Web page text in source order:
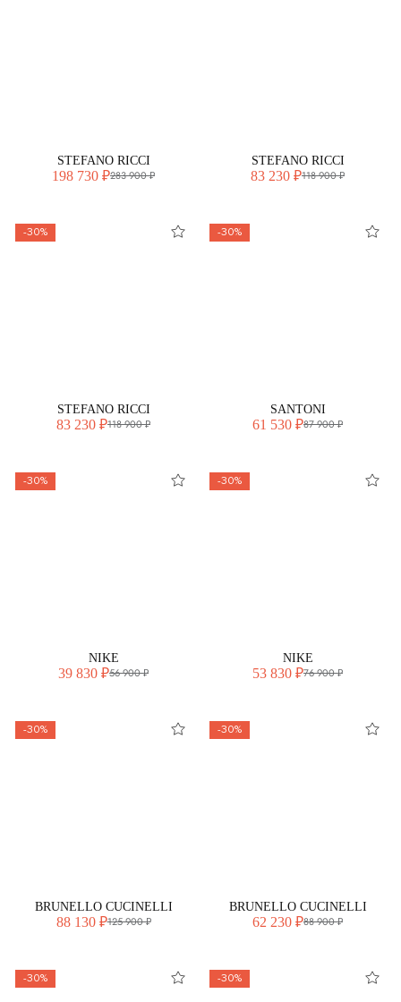
STEFANO RICCI
198 730 ₽283 900 ₽
STEFANO RICCI
83 230 ₽118 900 ₽
-30%
STEFANO RICCI
83 230 ₽118 900 ₽
-30%
SANTONI
61 530 ₽87 900 ₽
-30%
NIKE
39 830 ₽56 900 ₽
-30%
NIKE
53 830 ₽76 900 ₽
-30%
BRUNELLO CUCINELLI
88 130 ₽125 900 ₽
-30%
BRUNELLO CUCINELLI
62 230 ₽88 900 ₽
-30% -30%